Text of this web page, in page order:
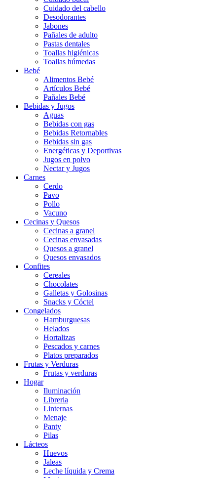
Cuidado del cabello
Desodorantes
Jabones
Pañales de adulto
Pastas dentales
Toallas higiénicas
Toallas húmedas
Bebé
Alimentos Bebé
Artículos Bebé
Pañales Bebé
Bebidas y Jugos
Aguas
Bebidas con gas
Bebidas Retornables
Bebidas sin gas
Energéticas y Deportivas
Jugos en polvo
Nectar y Jugos
Carnes
Cerdo
Pavo
Pollo
Vacuno
Cecinas y Quesos
Cecinas a granel
Cecinas envasadas
Quesos a granel
Quesos envasados
Confites
Cereales
Chocolates
Galletas y Golosinas
Snacks y Cóctel
Congelados
Hamburguesas
Helados
Hortalizas
Pescados y carnes
Platos preparados
Frutas y Verduras
Frutas y verduras
Hogar
Iluminación
Libreria
Linternas
Menaje
Panty
Pilas
Lácteos
Huevos
Jaleas
Leche líquida y Crema